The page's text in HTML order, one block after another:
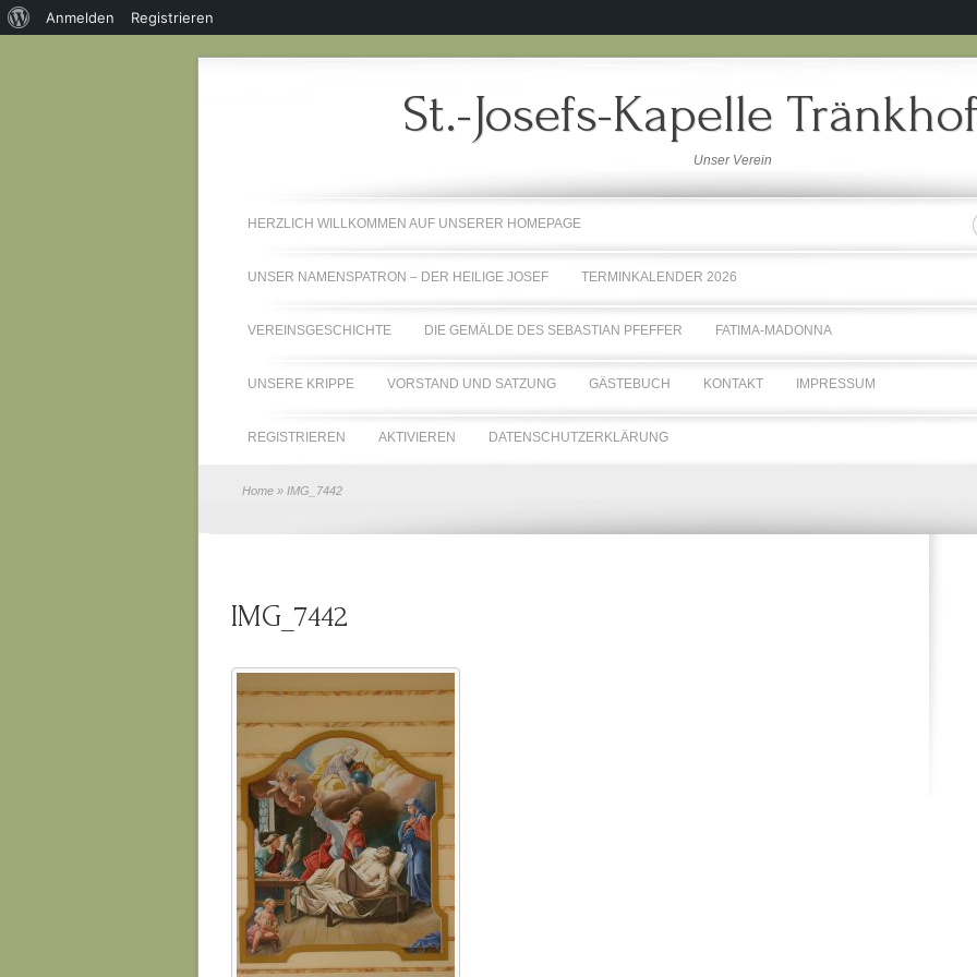
St.-Josefs-Kapelle
Unser Verein
HERZLICH WILLKOMMEN AUF UNSERER HOMEPAGE
UNSER NAMENSPATRON – DER HEILIGE JOSEF TERMINKALENDER 2026
VEREINSGESCHICHTE DIE GEMÄLDE DES SEBASTIAN PFEFFER FATIMA-MADONNA
UNSERE KRIPPE VORSTAND UND SATZUNG GÄSTEBUCH KONTAKT IMPRESSUM
REGISTRIEREN AKTIVIEREN DATENSCHUTZERKLÄRUNG
Home » IMG_7442
IMG_7442
Über
Anmelden Registrieren